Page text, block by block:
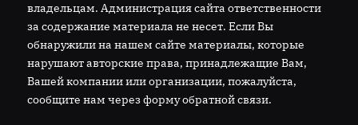
владельцам. Администрация сайта ответственности
за содержание материала не несет. Если Вы
обнаружили на нашем сайте материалы, которые
нарушают авторские права, принадлежащие Вам,
Вашей компании или организации, пожалуйста,
сообщите нам через форму обратной связи.